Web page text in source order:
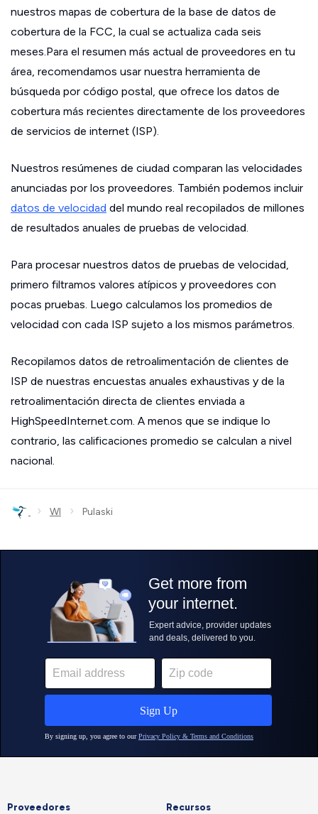
nuestros mapas de cobertura de la base de datos de
cobertura de la FCC, la cual se actualiza cada seis
meses.Para el resumen más actual de proveedores en tu
área, recomendamos usar nuestra herramienta de
búsqueda por código postal, que ofrece los datos de
cobertura más recientes directamente de los proveedores
de servicios de internet (ISP).
Nuestros resúmenes de ciudad comparan las velocidades
anunciadas por los proveedores. También podemos incluir
datos de velocidad del mundo real recopilados de millones
de resultados anuales de pruebas de velocidad.
Para procesar nuestros datos de pruebas de velocidad,
primero filtramos valores atípicos y proveedores con
pocas pruebas. Luego calculamos los promedios de
velocidad con cada ISP sujeto a los mismos parámetros.
Recopilamos datos de retroalimentación de clientes de
ISP de nuestras encuestas anuales exhaustivas y de la
retroalimentación directa de clientes enviada a
HighSpeedInternet.com. A menos que se indique lo
contrario, las calificaciones promedio se calculan a nivel
nacional.
› WI › Pulaski
Proveedores Recursos